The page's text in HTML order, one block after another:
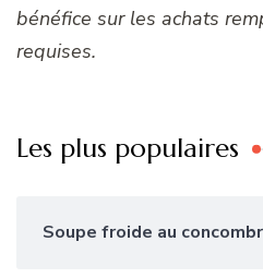
bénéfice sur les achats
requises.
Les plus populaires
Soupe froide au